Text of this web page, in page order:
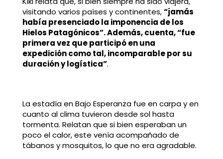
visitando varios países y continentes,“jamás
había presenciado la imponencia de los
Hielos Patagónicos”. Además, cuenta, “fue
primera vez que participó en una
expedición como tal, incomparable por su
duración y logística”.
La estadía en Bajo Esperanza fue en carpa y en
cuanto al clima tuvieron desde sol hasta
tormenta. Relatan que si bien esperaban un
poco el calor, este venía acompañado de
tábanos y mosquitos, lo que no era agradable.